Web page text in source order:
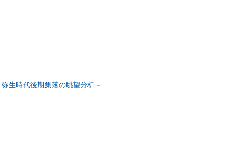
生時代後期集落の眺望分析－